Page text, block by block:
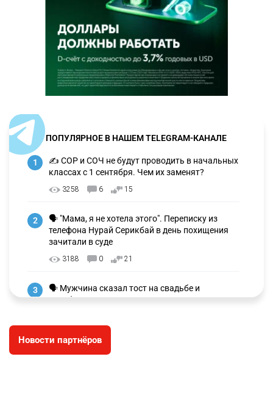
ПОПУЛЯРНОЕ В НАШЕМ TELEGRAM-КАНАЛЕ
1
✍️ СОР и СОЧ не будут проводить в начальных
классах с 1 сентября. Чем их заменят?
3258 6 15
2
🗣 "Мама, я не хотела этого". Переписку из
телефона Нурай Серикбай в день похищения
зачитали в суде
3188 0 21
3
🗣 Мужчина сказал тост на свадьбе и
заработал уголовное дело
🐏 Скота больше, а мясо дороже. Почему в
Казахстане продолжают расти цены на
Новости партнёров